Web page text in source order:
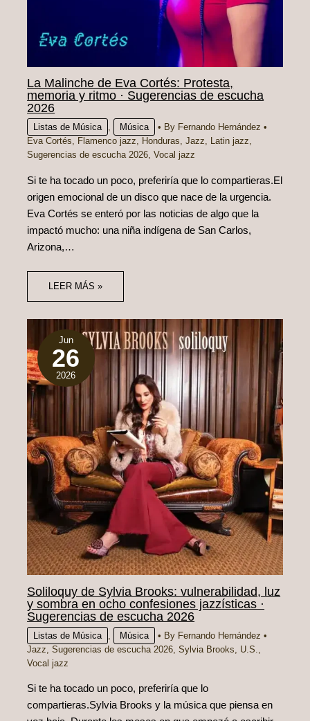
La Malinche de Eva Cortés: Protesta,
memoria y ritmo · Sugerencias de escucha
2026
Listas de Música , Música • By Fernando Hernández•
Eva Cortés, Flamenco jazz, Honduras,Jazz, Latin jazz,
Sugerencias de escucha 2026,Vocal jazz
Si te ha tocado un poco, preferiría que lo compartieras.El
origen emocional de un disco que nace de la urgencia.
Eva Cortés se enteró por las noticias de algo que la
impactó mucho: una niña indígena de San Carlos,
Arizona,…
LEER MÁS »
Jun
26
2026
Soliloquy de Sylvia Brooks: vulnerabilidad, luz
y sombra en ocho confesiones jazzísticas ·
Sugerencias de escucha 2026
Listas de Música Música • By Fernando Hernández•
Jazz ,Sugerencias de escucha 2026 ,Sylvia Brooks U.S.
Vocal jazz
Si te ha tocado un poco, preferiría que lo
compartieras.Sylvia Brooks y la música que piensa en